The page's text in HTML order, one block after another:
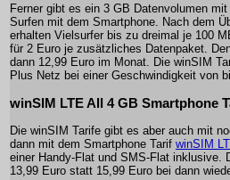
Ferner gibt es ein 3 GB Datenvolumen
Surfen mit dem Smartphone. Nach dem
erhalten Vielsurfer bis zu dreimal je 100
für 2 Euro je zusätzliches Datenpaket.
dann 12,99 Euro im Monat. Die winSIM
Plus Netz bei einer Geschwindigkeit von
winSIM LTE All 4 GB Smartphone
Die winSIM Tarife gibt es aber auch mit
dann mit dem Smartphone Tarif winSIM
einer Handy-Flat und SMS-Flat inklusive.
13,99 Euro statt 15,99 Euro bei dann